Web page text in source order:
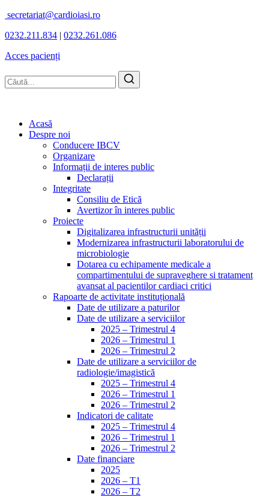
secretariat@cardioiasi.ro
0232.211.834 | 0232.261.086
Acces pacienți
Acasă
Despre noi
Conducere IBCV
Organizare
Informații de interes public
Declarații
Integritate
Consiliu de Etică
Avertizor în interes public
Proiecte
Digitalizarea infrastructurii unității
Modernizarea infrastructurii laboratorului de
microbiologie
Dotarea cu echipamente medicale a
compartimentului de supraveghere si tratament
avansat al pacientilor cardiaci critici
Rapoarte de activitate instituțională
Date de utilizare a paturilor
Date de utilizare a serviciilor
2025 – Trimestrul 4
2026 – Trimestrul 1
2026 – Trimestrul 2
Date de utilizare a serviciilor de
radiologie/imagistică
2025 – Trimestrul 4
2026 – Trimestrul 1
2026 – Trimestrul 2
Indicatori de calitate
2025 – Trimestrul 4
2026 – Trimestrul 1
2026 – Trimestrul 2
Date financiare
2025
2026 – T1
2026 – T2